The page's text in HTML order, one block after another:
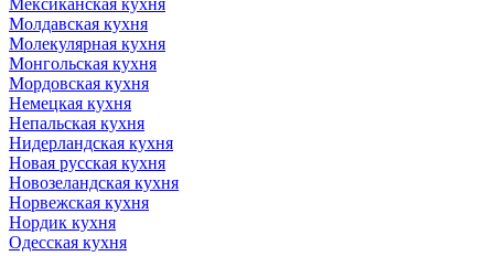
Молдавская кухня
Молекулярная кухня
Монгольская кухня
Мордовская кухня
Немецкая кухня
Непальская кухня
Нидерландская кухня
Новая русская кухня
Новозеландская кухня
Норвежская кухня
Нордик кухня
Одесская кухня